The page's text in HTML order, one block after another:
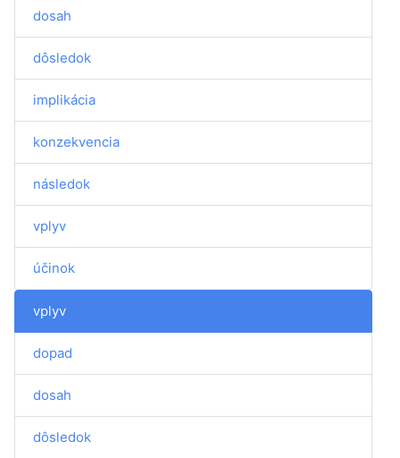
dosah
dôsledok
implikácia
konzekvencia
následok
vplyv
účinok
vplyv
dopad
dosah
dôsledok